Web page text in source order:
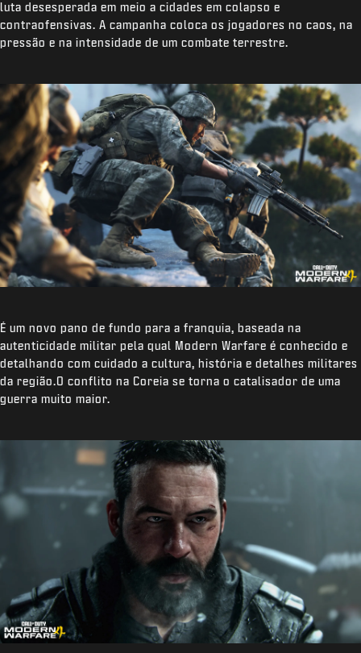
luta desesperada em meio a cidades em colapso e
contraofensivas. A campanha coloca os jogadores no caos, na
pressão e na intensidade de um combate terrestre.
É um novo pano de fundo para a franquia, baseada na
autenticidade militar pela qual Modern Warfare é conhecido e
detalhando com cuidado a cultura, história e detalhes militares
da região.O conflito na Coreia se torna o catalisador de uma
guerra muito maior.